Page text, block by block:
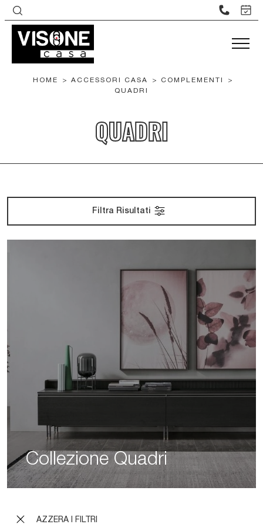
HOME > ACCESSORI CASA > COMPLEMENTI
>
QUADRI
QUADRI
AZZERA I FILTRI
Filtra Risultati
Collezione Quadri